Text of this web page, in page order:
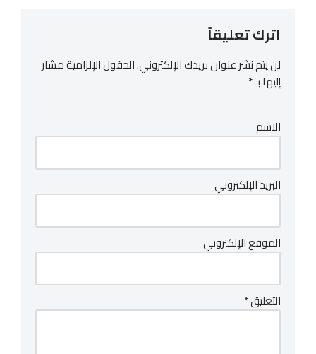
اترك تعليقاً
لن يتم نشر عنوان بريدك الإلكتروني.الحقول الإلزامية مشار
إليها بـ*
الاسم
البريد الإلكتروني
الموقع الإلكتروني
التعليق*